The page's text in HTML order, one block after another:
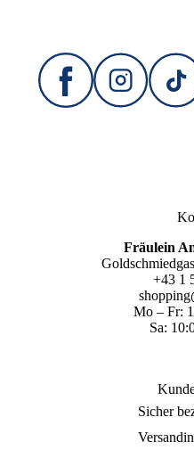
Fräulein
+43 1
Mo – Fr:
Sa:
Sicher